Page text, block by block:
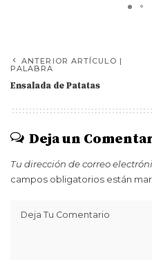
ANTERIOR ARTÍCULO |
PALABRA
Ensalada de Patatas
Deja un
Tu dirección de correo
campos obligatorios están